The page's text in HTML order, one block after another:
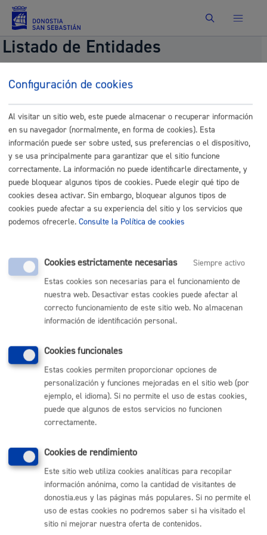
Buscar
Listado de Entidades
Se encontraron5 ámbitos de actuación.
Barrio
Donostia / San Sebastián
Gipuzkoa
CAV
Otros
Sebastián
(gratuito desde Donostia / San Sebastián)
(+34) 943 481 000
Buzón de la ciudadanía
Enlaces útiles
Ofertas de empleo
Perfil del contratante
Sede electrónica
Mapas - GeoDonostia
Mapa web
Otras páginas web corporativas
Donostia Kirola
Configuración de cookies
Al visitar un sitio web, este puede almacenar o recuperar información
en su navegador (normalmente, en forma de cookies). Esta
información puede ser sobre usted, sus preferencias o el dispositivo,
y se usa principalmente para garantizar que el sitio funcione
correctamente. La información no puede identificarle directamente, y
puede bloquear algunos tipos de cookies. Puede elegir qué tipo de
cookies desea activar. Sin embargo, bloquear algunos tipos de
cookies puede afectar a su experiencia del sitio y los servicios que
podemos ofrecerle. Consulte la Política de cookies
Cookies estrictamente necesarias
Siempre activo
Estas cookies son necesarias para el funcionamiento de
nuestra web. Desactivar estas cookies puede afectar al
correcto funcionamiento de este sitio web. No almacenan
información de identificación personal.
Cookies funcionales
Estas cookies permiten proporcionar opciones de
personalización y funciones mejoradas en el sitio web (por
ejemplo, el idioma). Si no permite el uso de estas cookies,
puede que algunos de estos servicios no funcionen
correctamente.
Cookies de rendimiento
Este sitio web utiliza cookies analíticas para recopilar
información anónima, como la cantidad de visitantes de
donostia.eus y las páginas más populares. Si no permite el
uso de estas cookies no podremos saber si ha visitado el
sitio ni mejorar nuestra oferta de contenidos.